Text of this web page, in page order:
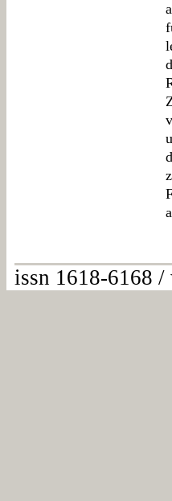
issn 1618-6168 /